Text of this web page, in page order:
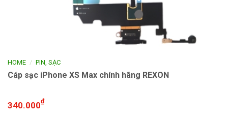
HOME / PIN, SẠC
Cáp sạc iPhone XS Max chính hãng REXON
340.000₫